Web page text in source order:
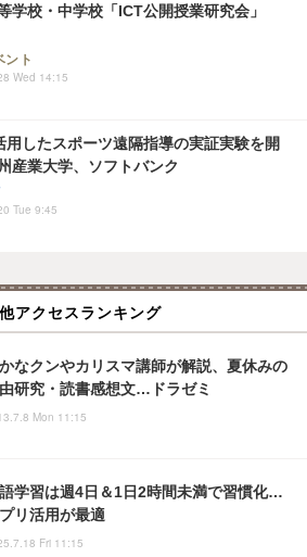
学校・中学校「ICT公開授業研究会」
ント
Wed 14:15
用したスポーツ遠隔指導の実証実験を開
産業大学、ソフトバンク
Tue 9:45
アクセスランキング
なクンやカリスマ講師が解説、夏休みの
研究・読書感想文…ドラゼミ
Mon 11:15
学習は週4日＆1日2時間未満で習慣化…
リ活用が最適
Fri 11:15